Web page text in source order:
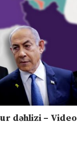
dəhlizi – Video